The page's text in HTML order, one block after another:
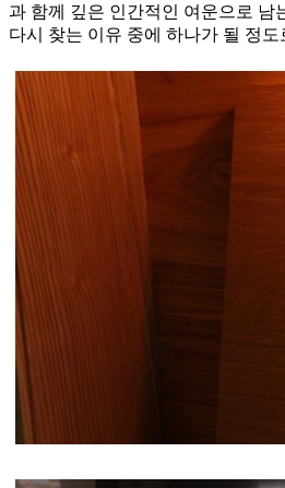
과 함께 깊은 인간적인 여운으로 남
다시 찾는 이유 중에 하나가 될 정도